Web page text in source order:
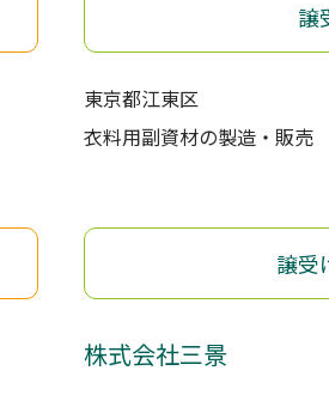
譲
東京都江東区
衣料用副資材の製造・販売
譲受
株式会社三景